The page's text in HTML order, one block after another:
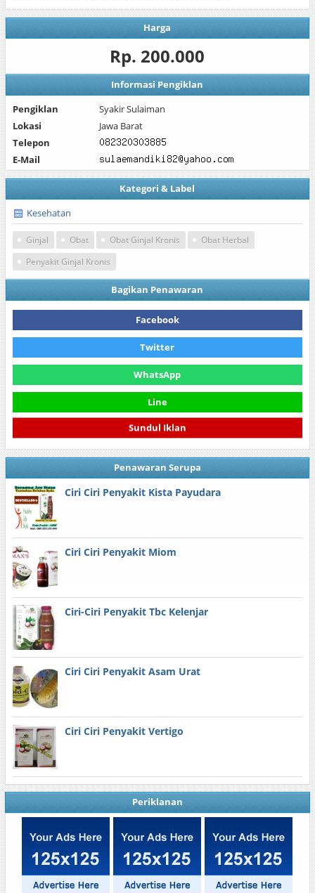
Harga
Rp. 200.000
Informasi Pengiklan
Pengiklan
Syakir Sulaiman
Lokasi
Jawa Barat
Telepon
E-Mail
Kategori & Label
Kesehatan
Ginjal Obat Obat Ginjal Kronis
Obat Herbal
Penyakit Ginjal Kronis
Bagikan Penawaran
Facebook
Twitter
WhatsApp
Line
Sundul Iklan
Penawaran Serupa
Ciri Ciri Penyakit Kista Payudara
Ciri Ciri Penyakit Miom
Ciri-Ciri Penyakit Tbc Kelenjar
Ciri Ciri Penyakit Asam Urat
Ciri Ciri Penyakit Vertigo
Periklanan